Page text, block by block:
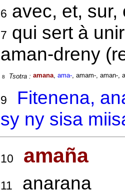
6 avec, et,
7 qui sert à
aman-dreny
8 Tsotra : amana, ama-, amam-, aman-,
9
Fitenena,
sy ny sisa
10 amaña
11 anarana